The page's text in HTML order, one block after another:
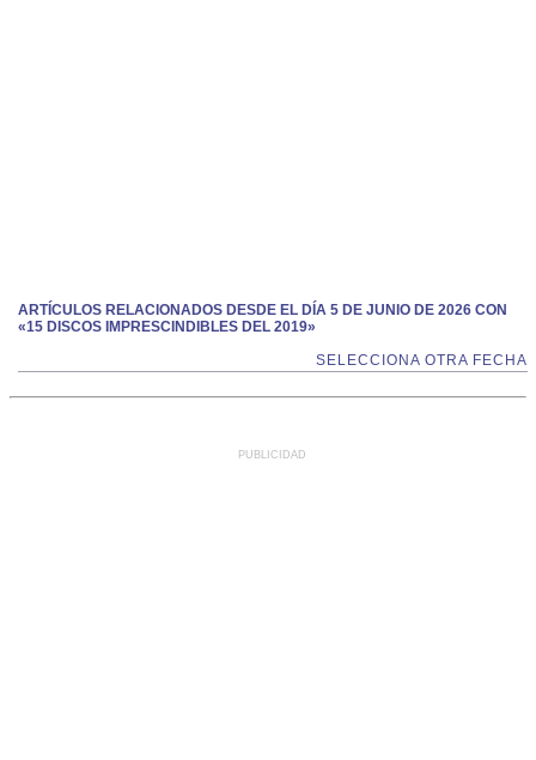
ARTÍCULOS RELACIONADOS DESDE EL DÍA 5 DE JUNIO DE 2026 CON
«15 DISCOS IMPRESCINDIBLES DEL 2019»
SELECCIONA OTRA FECHA
PUBLICIDAD